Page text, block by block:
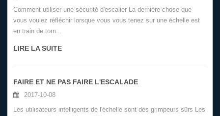
Comment utiliser une sécurité d'escalier La dernière chose que
vous voulez réfléchir lorsque vous vous tenez sur une échelle est
en train de tom...
LIRE LA SUITE
FAIRE ET NE PAS FAIRE L'ESCALADE
2017-10-08
Les utilisateurs intelligents de l'échelle sont des grimpeurs sûrs Les